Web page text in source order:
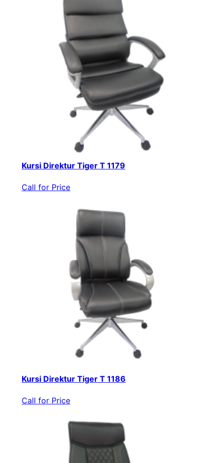
Kursi Direktur Tiger T 1179
Call for Price
Kursi Direktur Tiger T 1186
Call for Price